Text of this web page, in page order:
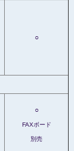
○
○
FAXボード
別売